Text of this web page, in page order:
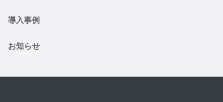
導入事例
お知らせ